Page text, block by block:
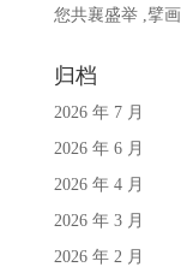
您共襄盛举 ,擘画
归档
2026 年 7 月
2026 年 6 月
2026 年 4 月
2026 年 3 月
2026 年 2 月